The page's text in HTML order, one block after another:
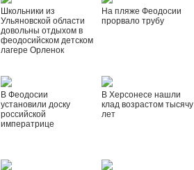
Школьники из
Ульяновской области
довольны отдыхом в
феодосийском детском
лагере Орленок
На пляже Феодосии
прорвало трубу
В Феодосии
установили доску
российской
императрице
В Херсонесе нашли
клад возрастом тысячу
лет